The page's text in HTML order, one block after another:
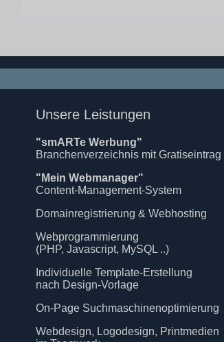
Unsere Leistungen
"smARTe Werbung"
Branchenverzeichnis mit Gratiseintrag
"Mein Webmanager"
Content-Management-System
Domainregistrierung & Webhosting
Webprogrammierung
(PHP, Javascript, MySQL ..)
Individuelle Template-Erstellung
nach Design-Vorlage
On-Page Suchmaschinenoptimierung
Webdesign, Logodesign, Printmedien